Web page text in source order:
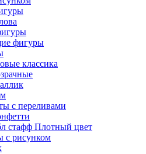
фигуры
классика
с переливами
стафф Плотный цвет
с рисунком